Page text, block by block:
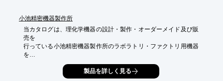
小池精密機器製作所
当カタログは、理化学機器の設計・製作・オーダーメイド及び販
売を
行っている小池精密機器製作所のラボラトリ・ファクトリ用機器
を
掲載した総合カタログです。
研究内容および生産技術の高度化に伴い、当社では時代の要望を
製品を詳しく見る